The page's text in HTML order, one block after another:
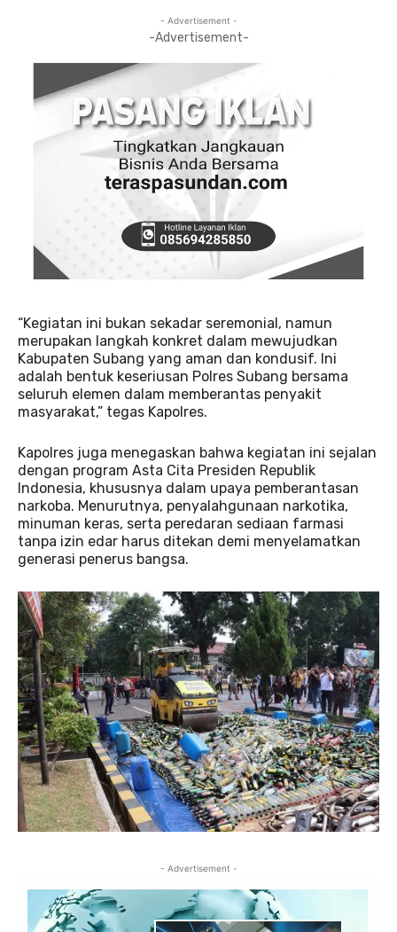
- Advertisement -
-Advertisement-
“Kegiatan ini bukan sekadar seremonial, namun
merupakan langkah konkret dalam mewujudkan
Kabupaten Subang yang aman dan kondusif. Ini
adalah bentuk keseriusan Polres Subang bersama
seluruh elemen dalam memberantas penyakit
masyarakat,” tegas Kapolres.
Kapolres juga menegaskan bahwa kegiatan ini sejalan
dengan program Asta Cita Presiden Republik
Indonesia, khususnya dalam upaya pemberantasan
narkoba. Menurutnya, penyalahgunaan narkotika,
minuman keras, serta peredaran sediaan farmasi
tanpa izin edar harus ditekan demi menyelamatkan
generasi penerus bangsa.
- Advertisement -